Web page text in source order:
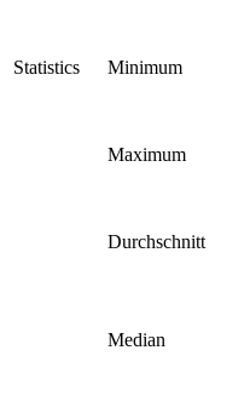
Statistics Minimum
Maximum
Durchschnitt
Median